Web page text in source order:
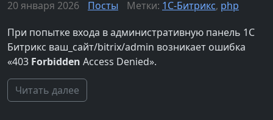
20 января 2026 Посты Метки: 1С-Битрикс, php
При попытке входа в административную панель 1С
Битрикс ваш_сайт/bitrix/admin возникает ошибка
«403 Forbidden Access Denied».
Читать далее